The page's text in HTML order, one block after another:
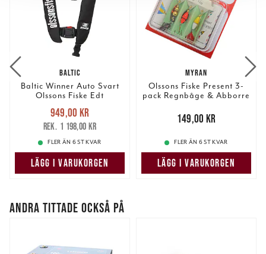
vidarebefordrar även sådana identifierare och annan
information från din enhet till de sociala medier och
annons- och analysföretag som vi samarbetar med.
Dessa kan i sin tur kombinera informationen med annan
information som du har tillhandahållit eller som de har
samlat in när du har använt deras tjänster.
BALTIC
Baltic Winner Auto Svart
Olssons Fiske Edt
Nuvarande pris
949,00 krTidigare pris
1 198,00 kr
949,00 kr
1 198,00 kr
FLER ÄN 6 ST KVAR
LÄGG I VARUKORGEN
MYRAN
Olssons Fiske Present 3-
pack Regnbåge & Abborre
149,00 kr
149,00 kr
FLER ÄN 6 ST KVAR
LÄGG I VARUKORGEN
ANDRA TITTADE OCKSÅ PÅ